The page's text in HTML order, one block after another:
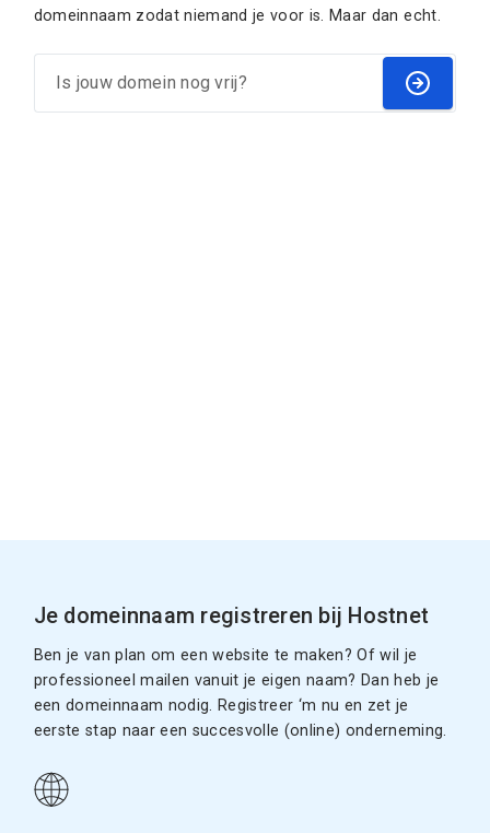
domeinnaam zodat niemand je voor is. Maar dan echt.
Je domeinnaam registreren bij Hostnet
Ben je van plan om een website te maken? Of wil je
professioneel mailen vanuit je eigen naam? Dan heb je
een domeinnaam nodig. Registreer ‘m nu en zet je
eerste stap naar een succesvolle (online) onderneming.